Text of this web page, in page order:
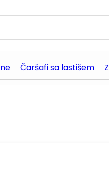
Čaršafi sa lastišem